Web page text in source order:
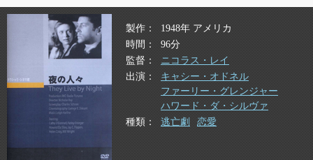
製作
1948年 アメリカ
時間
96分
監督
ニコラス・レイ
出演
キャシー・オドネル
ファーリー・グレンジャー
ハワード・ダ・シルヴァ
種類
逃亡劇 恋愛